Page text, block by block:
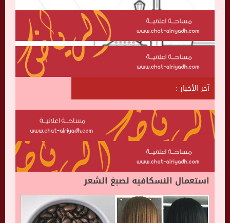
آخر الأخبار :
استعمال النسكافيه لصبغ الشعر